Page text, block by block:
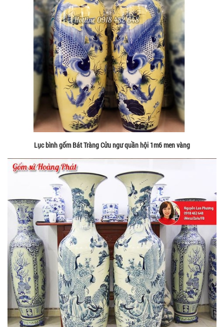
Lục bình gốm Bát Tràng Cửu ngư quần hội 1m6 men vàng